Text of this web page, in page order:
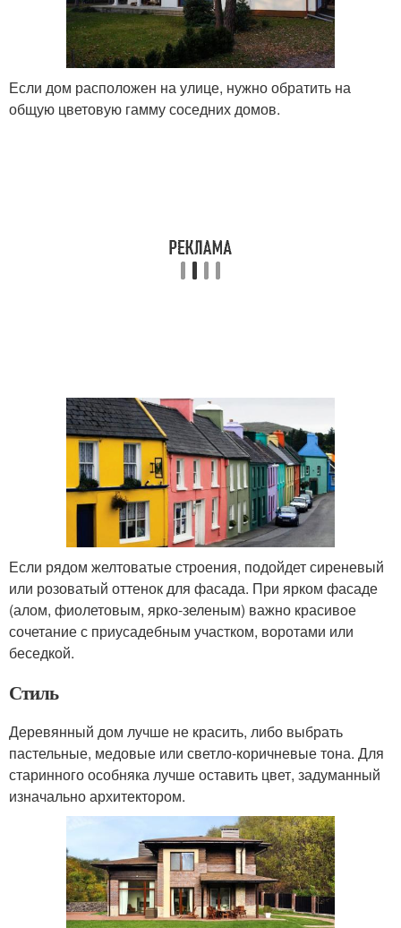
Если дом расположен на улице, нужно обратить на
общую цветовую гамму соседних домов.
Если рядом желтоватые строения, подойдет сиреневый
или розоватый оттенок для фасада. При ярком фасаде
(алом, фиолетовым, ярко-зеленым) важно красивое
сочетание с приусадебным участком, воротами или
беседкой.
Стиль
Деревянный дом лучше не красить, либо выбрать
пастельные, медовые или светло-коричневые тона. Для
старинного особняка лучше оставить цвет, задуманный
изначально архитектором.